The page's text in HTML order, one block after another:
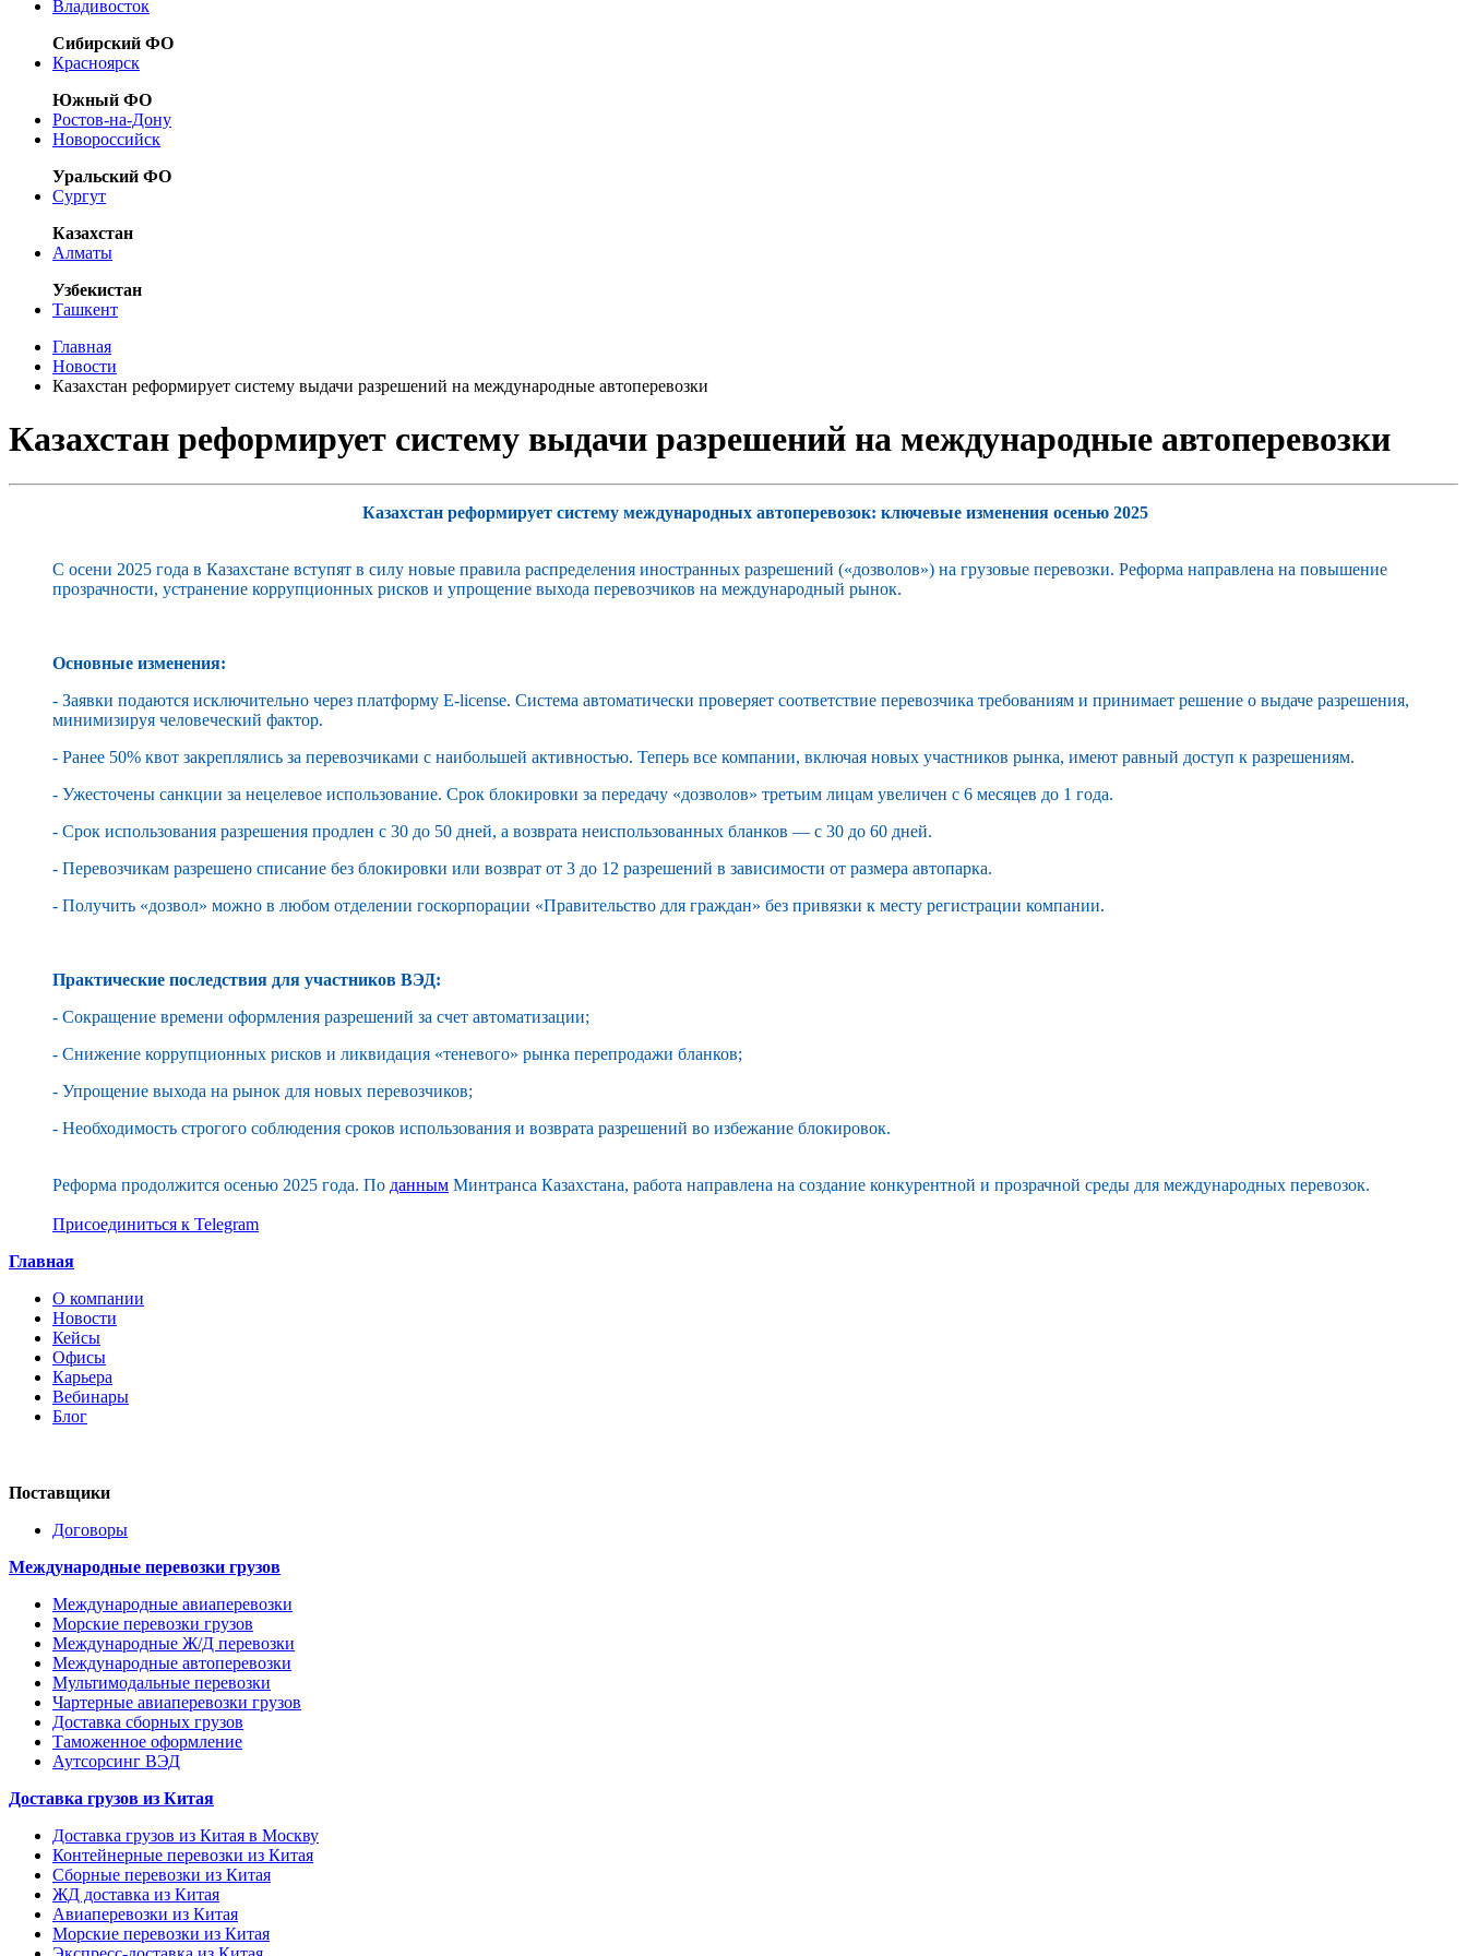
Владивосток
Сибирский ФО
Красноярск
Южный ФО
Ростов-на-Дону
Новороссийск
Уральский ФО
Сургут
Казахстан
Алматы
Узбекистан
Ташкент
Главная
Новости
Казахстан реформирует систему выдачи разрешений на международные автоперевозки
Казахстан реформирует систему выдачи разрешений на международные автоперевозки
Казахстан реформирует систему международных автоперевозок: ключевые изменения осенью 2025
С осени 2025 года в Казахстане вступят в силу новые правила распределения иностранных разрешений («дозволов») на грузовые перевозки. Реформа направлена на повышение
прозрачности, устранение коррупционных рисков и упрощение выхода перевозчиков на международный рынок.
Основные изменения:
- Заявки подаются исключительно через платформу E-license. Система автоматически проверяет соответствие перевозчика требованиям и принимает решение о выдаче разрешения,
минимизируя человеческий фактор.
- Ранее 50% квот закреплялись за перевозчиками с наибольшей активностью. Теперь все компании, включая новых участников рынка, имеют равный доступ к разрешениям.
- Ужесточены санкции за нецелевое использование. Срок блокировки за передачу «дозволов» третьим лицам увеличен с 6 месяцев до 1 года.
- Срок использования разрешения продлен с 30 до 50 дней, а возврата неиспользованных бланков — с 30 до 60 дней.
- Перевозчикам разрешено списание без блокировки или возврат от 3 до 12 разрешений в зависимости от размера автопарка.
- Получить «дозвол» можно в любом отделении госкорпорации «Правительство для граждан» без привязки к месту регистрации компании.
Практические последствия для участников ВЭД:
- Сокращение времени оформления разрешений за счет автоматизации;
- Снижение коррупционных рисков и ликвидация «теневого» рынка перепродажи бланков;
- Упрощение выхода на рынок для новых перевозчиков;
- Необходимость строгого соблюдения сроков использования и возврата разрешений во избежание блокировок.
Реформа продолжится осенью 2025 года. По данным Минтранса Казахстана, работа направлена на создание конкурентной и прозрачной среды для международных перевозок.
Присоединиться к Telegram
Главная
О компании
Новости
Кейсы
Офисы
Карьера
Вебинары
Блог
Поставщики
Договоры
Международные перевозки грузов
Международные авиаперевозки
Морские перевозки грузов
Международные Ж/Д перевозки
Международные автоперевозки
Мультимодальные перевозки
Чартерные авиаперевозки грузов
Доставка сборных грузов
Таможенное оформление
Аутсорсинг ВЭД
Доставка грузов из Китая
Доставка грузов из Китая в Москву
Контейнерные перевозки из Китая
Сборные перевозки из Китая
ЖД доставка из Китая
Авиаперевозки из Китая
Морские перевозки из Китая